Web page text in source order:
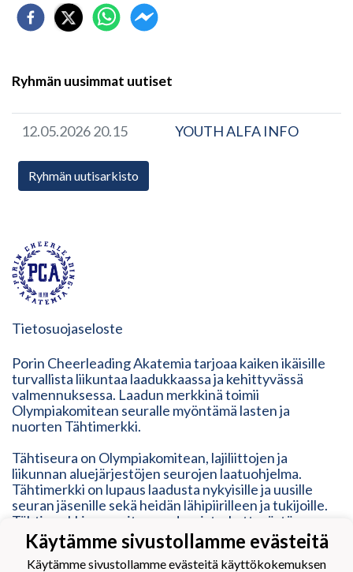
Ryhmän uusimmat uutiset
12.05.2026 20.15 YOUTH ALFA INFO
Ryhmän uutisarkisto
Tietosuojaseloste
Porin Cheerleading Akatemia tarjoaa kaiken ikäisille
turvallista liikuntaa laadukkaassa ja kehittyvässä
valmennuksessa. Laadun merkkinä toimii
Olympiakomitean seuralle myöntämä lasten ja
nuorten Tähtimerkki.
Tähtiseura on Olympiakomitean, lajiliittojen ja
liikunnan aluejärjestöjen seurojen laatuohjelma.
Tähtimerkki on lupaus laadusta nykyisille ja uusille
seuran jäsenille sekä heidän lähipiirilleen ja tukijoille.
Tähtimerkki on osoitus modernista, ketterästä,
vastuullisesta ja inhimillisestä toimintatavasta. Se
vastaa erilaisten liikkujien tarpeisiin, mutta myös
kehittyy heidän mukanaan.
Käytämme sivustollamme evästeitä
Käytämme sivustollamme evästeitä käyttökokemuksen